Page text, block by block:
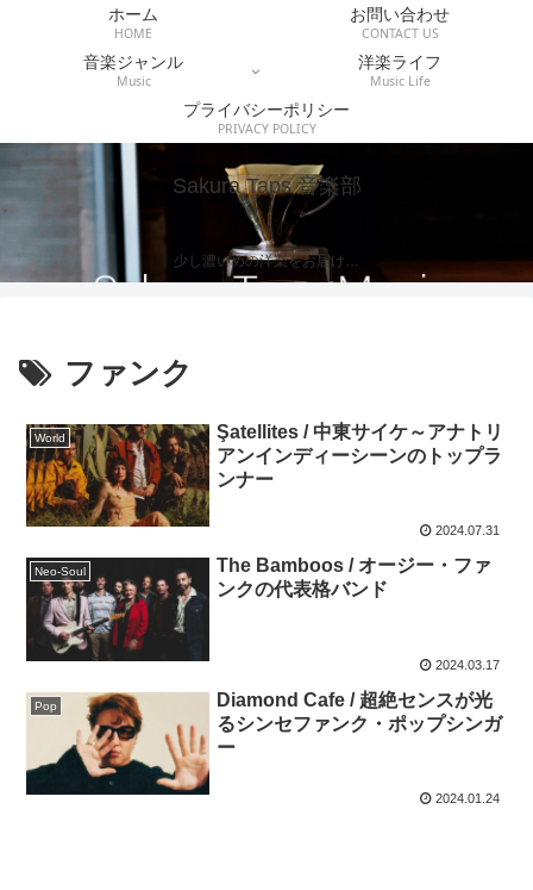
Sakura Taps 音楽部
少し濃いめの洋楽をお届け…
ホーム
HOME
お問い合わせ
CONTACT US
音楽ジャンル
Music
洋楽ライフ
Music Life
プライバシーポリシー
PRIVACY POLICY
ファンク
World
Şatellites / 中東サイケ～アナトリ
アンインディーシーンのトップラ
ンナー
2024.07.31
Neo-Soul
The Bamboos / オージー・ファ
ンクの代表格バンド
2024.03.17
Pop
Diamond Cafe / 超絶センスが光
るシンセファンク・ポップシンガ
ー
2024.01.24